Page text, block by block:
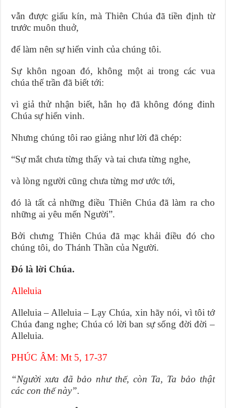
vẫn được giấu kín, mà Thiên Chúa đã tiền định từ
trước muôn thuở,
để làm nên sự hiển vinh của chúng tôi.
Sự khôn ngoan đó, không một ai trong các vua
chúa thế trần đã biết tới:
vì giả thử nhận biết, hẳn họ đã không đóng đinh
Chúa sự hiển vinh.
Nhưng chúng tôi rao giảng như lời đã chép:
“Sự mắt chưa từng thấy và tai chưa từng nghe,
và lòng người cũng chưa từng mơ ước tới,
đó là tất cả những điều Thiên Chúa đã làm ra cho
những ai yêu mến Người”.
Bởi chưng Thiên Chúa đã mạc khải điều đó cho
chúng tôi, do Thánh Thần của Người.
Ðó là lời Chúa.
Alleluia
Alleluia – Alleluia – Lạy Chúa, xin hãy nói, vì tôi tớ
Chúa đang nghe; Chúa có lời ban sự sống đời đời –
Alleluia.
PHÚC ÂM: Mt 5, 17-37
“Người xưa đã bảo như thế, còn Ta, Ta bảo thật
các con thế này”.